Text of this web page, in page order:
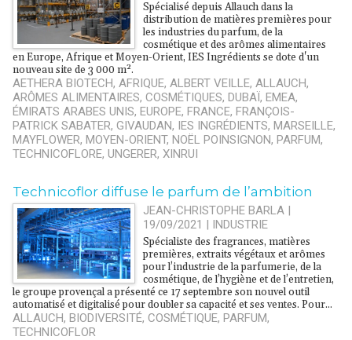
Spécialisé depuis Allauch dans la
distribution de matières premières pour
les industries du parfum, de la
cosmétique et des arômes alimentaires
en Europe, Afrique et Moyen-Orient, IES Ingrédients se dote d'un
nouveau site de 3 000 m².
AETHERA BIOTECH, AFRIQUE, ALBERT VEILLE, ALLAUCH,
ARÔMES ALIMENTAIRES, COSMÉTIQUES, DUBAÏ, EMEA,
ÉMIRATS ARABES UNIS, EUROPE, FRANCE, FRANÇOIS-
PATRICK SABATER, GIVAUDAN, IES INGRÉDIENTS, MARSEILLE,
MAYFLOWER, MOYEN-ORIENT, NOËL POINSIGNON, PARFUM,
TECHNICOFLORE, UNGERER, XINRUI
Technicoflor diffuse le parfum de l’ambition
JEAN-CHRISTOPHE BARLA |
19/09/2021 | INDUSTRIE
Spécialiste des fragrances, matières
premières, extraits végétaux et arômes
pour l’industrie de la parfumerie, de la
cosmétique, de l’hygiène et de l’entretien,
le groupe provençal a présenté ce 17 septembre son nouvel outil
automatisé et digitalisé pour doubler sa capacité et ses ventes. Pour...
ALLAUCH, BIODIVERSITÉ, COSMÉTIQUE, PARFUM,
TECHNICOFLOR